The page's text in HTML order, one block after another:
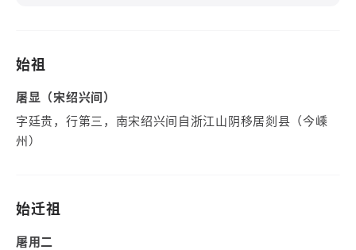
始祖
屠显（宋绍兴间）
字廷贵，行第三，南宋绍兴间自浙江山阴移居剡县（今嵊
州）
始迁祖
屠用二